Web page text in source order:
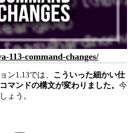
113-command-changes/
ン1.13では、 こういった細かい仕
マンドの構文が変わりました。 今
ょう。